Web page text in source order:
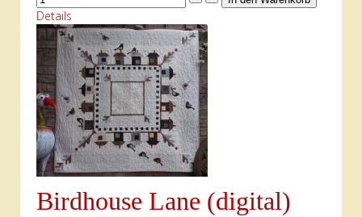
Details
Birdhouse Lane (digital)